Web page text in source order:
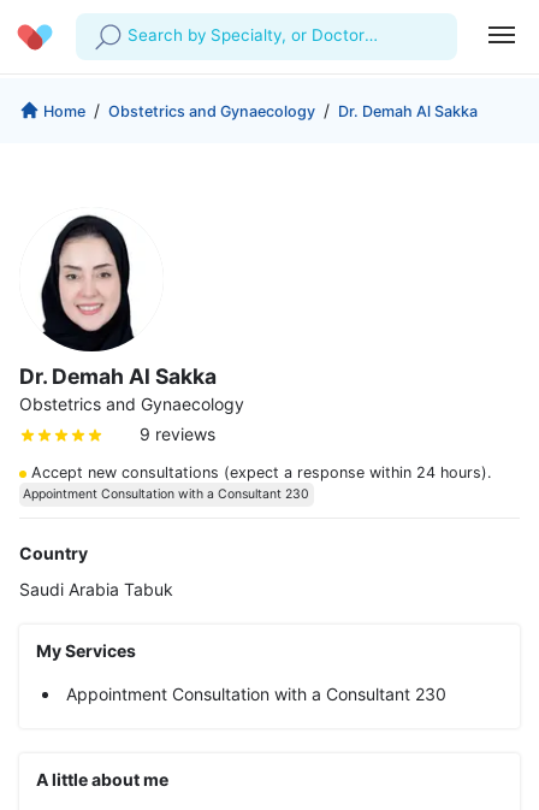
Search by Specialty, or Doctor
Profile
Prescriptions
Lab Tests
Favourites
Log Out
Company
For Corporates
Medical Articles
Home / Obstetrics and Gynaecology / Dr. Demah Al Sakka
Dr. Demah Al Sakka
Obstetrics and Gynaecology
9 reviews
Accept new consultations (expect a response within 24 hours).
Appointment Consultation with a Consultant 230
Country
Saudi Arabia Tabuk
My Services
Appointment Consultation with a Consultant 230
A little about me